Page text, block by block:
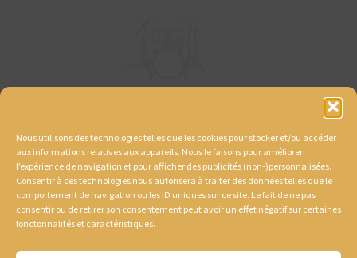
Nous utilisons des technologies telles que les cookies pour stocker et/ou accéder
aux informations relatives aux appareils. Nous le faisons pour améliorer
l’expérience de navigation et pour afficher des publicités (non-)personnalisées.
Consentir à ces technologies nous autorisera à traiter des données telles que le
comportement de navigation ou les ID uniques sur ce site. Le fait de ne pas
consentir ou de retirer son consentement peut avoir un effet négatif sur certaines
fonctonnalités et caractéristiques.